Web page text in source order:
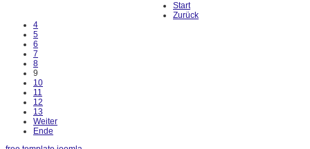
Start
Zurück
4
5
6
7
8
9
10
11
12
13
Weiter
Ende